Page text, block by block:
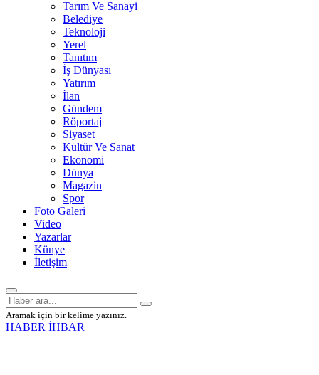
Tarım Ve Sanayi
Belediye
Teknoloji
Yerel
Tanıtım
İş Dünyası
Yatırım
İlan
Gündem
Röportaj
Siyaset
Kültür Ve Sanat
Ekonomi
Dünya
Magazin
Spor
Foto Galeri
Video
Yazarlar
Künye
İletişim
Aramak için bir kelime yazınız.
HABER İHBAR